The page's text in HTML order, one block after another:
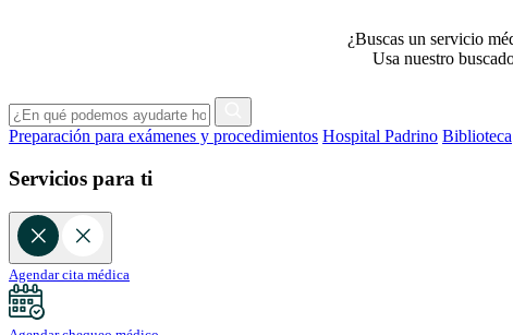
¿Buscas un servicio
Usa nuestro
Preparación para exámenes y procedimientos Hospital Padrino Biblioteca
Servicios para ti
Agendar cita médica